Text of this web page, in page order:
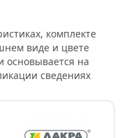
комплекте
виде и цвете
основывается на
сведениях